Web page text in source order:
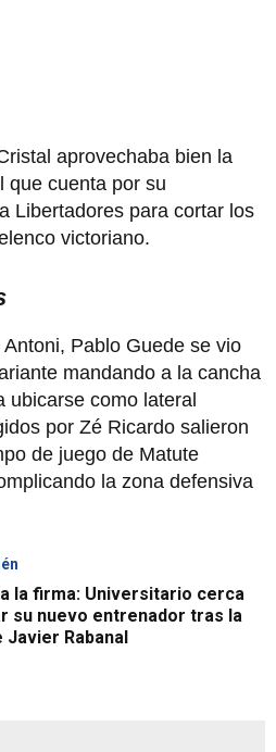
aprovechaba bien la
que cuenta por su
Libertadores para cortar los
victoriano.
Pablo Guede se vio
mandando a la cancha
ubicarse como lateral
por Zé Ricardo salieron
de juego de Matute
la zona defensiva
la firma: Universitario cerca
su nuevo entrenador tras la
Javier Rabanal